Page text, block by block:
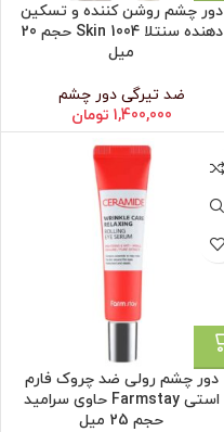
دور چشم روشن کننده و تسکین
دهنده سنتلا Skin 1004 حجم 20
میل
ضد تیرگی دور چشم
1,400,000 تومان
دور چشم رولی ضد چروک فارم
استی Farmstay حاوی سرامید
حجم 25 میل